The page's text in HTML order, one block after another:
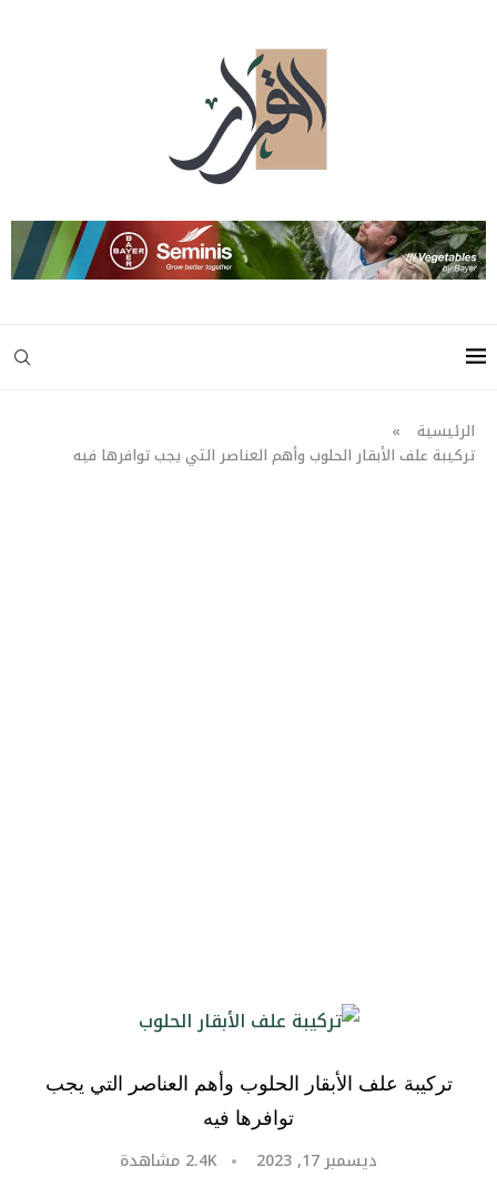
الرئيسية
»
تركيبة علف الأبقار الحلوب وأهم العناصر التي يجب توافرها فيه
تركيبة علف الأبقار الحلوب وأهم العناصر التي يجب
توافرها فيه
ديسمبر 17, 2023 2.4K مشاهدة